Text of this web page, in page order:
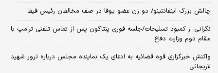
چالش بزرگ اینفانتینو/ دو زن عضو یوفا در صف مخالفان رئیس فیفا
نگرانی از کمبود تسلیحات/جلسه فوری پنتاگون پس از تماس تلفنی ترامپ با
مقام دوم وزارت دفاع
واکنش خبرگزاری قوه قضائیه به ادعای یک نماینده مجلس درباره ترور شهید
لاریجانی